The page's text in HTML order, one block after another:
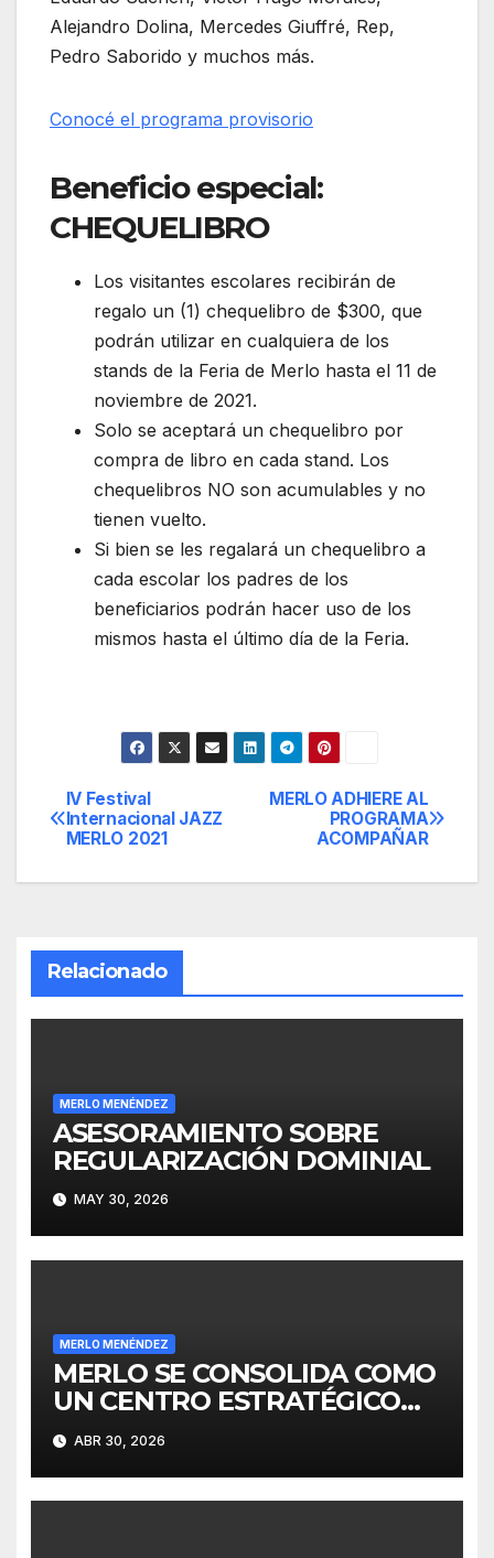
Alejandro Dolina, Mercedes Giuffré, Rep,
Pedro Saborido y muchos más.
Conocé el programa provisorio
Beneficio especial:
CHEQUELIBRO
Los visitantes escolares recibirán de
regalo un (1) chequelibro de $300, que
podrán utilizar en cualquiera de los
stands de la Feria de Merlo hasta el 11 de
noviembre de 2021.
Solo se aceptará un chequelibro por
compra de libro en cada stand. Los
chequelibros NO son acumulables y no
tienen vuelto.
Si bien se les regalará un chequelibro a
cada escolar los padres de los
beneficiarios podrán hacer uso de los
mismos hasta el último día de la Feria.
Navegación
de
MERLO ADHIERE AL
PROGRAMA
ACOMPAÑAR
IV Festival
Internacional JAZZ
MERLO 2021
Relacionado
MERLO MENÉNDEZ
ASESORAMIENTO SOBRE
REGULARIZACIÓN DOMINIAL
MAY 30, 2026
MERLO MENÉNDEZ
MERLO SE CONSOLIDA COMO
UN CENTRO ESTRATÉGICO
PARA EL DESARROLLO DE
INVERSIONES
ABR 30, 2026